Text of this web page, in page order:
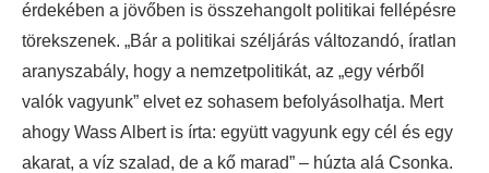
érdekében a jövőben is összehangolt politikai fellépésre
törekszenek. „Bár a politikai széljárás változandó, íratlan
aranyszabály, hogy a nemzetpolitikát, az „egy vérből
valók vagyunk” elvet ez sohasem befolyásolhatja. Mert
ahogy Wass Albert is írta: együtt vagyunk egy cél és egy
akarat, a víz szalad, de a kő marad” – húzta alá Csonka.